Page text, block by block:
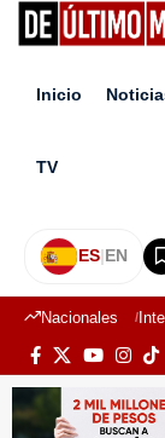
Inicio
TV
ES|EN
Nacionales